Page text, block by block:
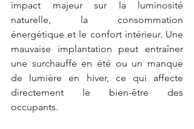
impact majeur sur la luminosité
naturelle, la consommation
énergétique et le confort intérieur. Une
mauvaise implantation peut entraîner
une surchauffe en été ou un manque
de lumière en hiver, ce qui affecte
directement le bien-être des
occupants.